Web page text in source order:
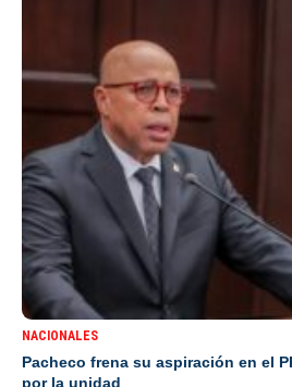
NACIONALES
Pacheco frena su aspiración en el
por la unidad